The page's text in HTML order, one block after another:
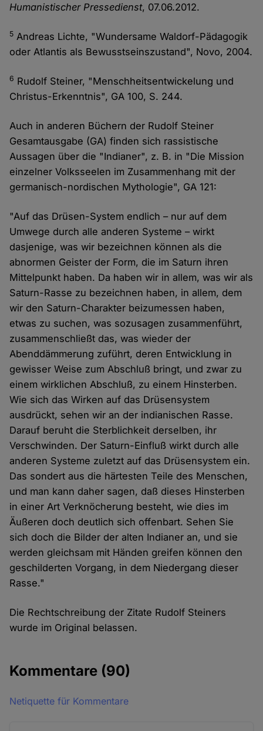
Humanistischer Pressedienst, 07.06.2012.
5 Andreas Lichte, "Wundersame Waldorf-Pädagogik
oder Atlantis als Bewusstseinszustand", Novo, 2004.
6 Rudolf Steiner, "Menschheitsentwickelung und
Christus-Erkenntnis", GA 100, S. 244.
Auch in anderen Büchern der Rudolf Steiner
Gesamtausgabe (GA) finden sich rassistische
Aussagen über die "Indianer", z. B. in "Die Mission
einzelner Volksseelen im Zusammenhang mit der
germanisch-nordischen Mythologie", GA 121:
"Auf das Drüsen-System endlich – nur auf dem
Umwege durch alle anderen Systeme – wirkt
dasjenige, was wir bezeichnen können als die
abnormen Geister der Form, die im Saturn ihren
Mittelpunkt haben. Da haben wir in allem, was wir als
Saturn-Rasse zu bezeichnen haben, in allem, dem
wir den Saturn-Charakter beizumessen haben,
etwas zu suchen, was sozusagen zusammenführt,
zusammenschließt das, was wieder der
Abenddämmerung zuführt, deren Entwicklung in
gewisser Weise zum Abschluß bringt, und zwar zu
einem wirklichen Abschluß, zu einem Hinsterben.
Wie sich das Wirken auf das Drüsensystem
ausdrückt, sehen wir an der indianischen Rasse.
Darauf beruht die Sterblichkeit derselben, ihr
Verschwinden. Der Saturn-Einfluß wirkt durch alle
anderen Systeme zuletzt auf das Drüsensystem ein.
Das sondert aus die härtesten Teile des Menschen,
und man kann daher sagen, daß dieses Hinsterben
in einer Art Verknöcherung besteht, wie dies im
Äußeren doch deutlich sich offenbart. Sehen Sie
sich doch die Bilder der alten Indianer an, und sie
werden gleichsam mit Händen greifen können den
geschilderten Vorgang, in dem Niedergang dieser
Rasse."
Die Rechtschreibung der Zitate Rudolf Steiners
wurde im Original belassen.
Kommentare (90)
Netiquette für Kommentare